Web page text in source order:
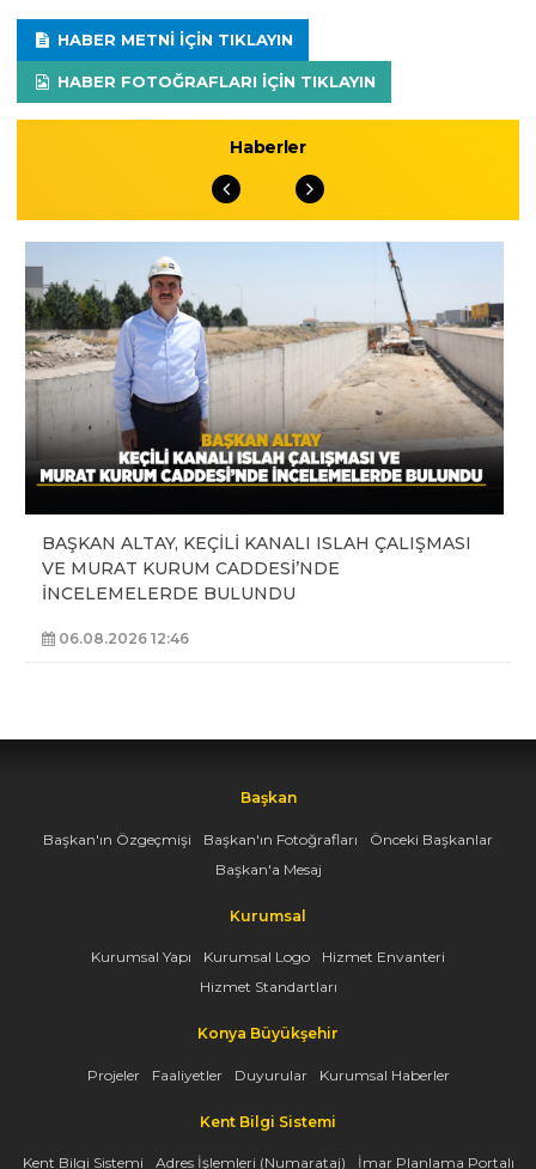
HABER METNI IÇIN TIKLAYIN
HABER FOTOĞRAFLARI IÇIN TIKLAYIN
Haberler
BAŞKAN ALTAY, KEÇİLİ KANALI ISLAH ÇALIŞMASI
VE MURAT KURUM CADDESİ’NDE
İNCELEMELERDE BULUNDU
06.08.2026 12:46
Başkan
Başkan'ın Özgeçmişi Başkan'ın Fotoğrafları
Önceki Başkanlar
Başkan'a Mesaj
Kurumsal
Kurumsal Yapı Kurumsal Logo
Hizmet Envanteri
Hizmet Standartları
Konya Büyükşehir
Projeler Faaliyetler Duyurular Kurumsal Haberler
Kent Bilgi Sistemi
Kent Bilgi Sistemi Adres İşlemleri (Numarataj) İmar Planlama Portalı